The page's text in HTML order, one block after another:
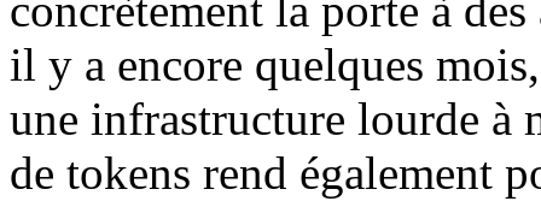
il y a encore quelques
une infrastructure lourde à
de tokens rend également